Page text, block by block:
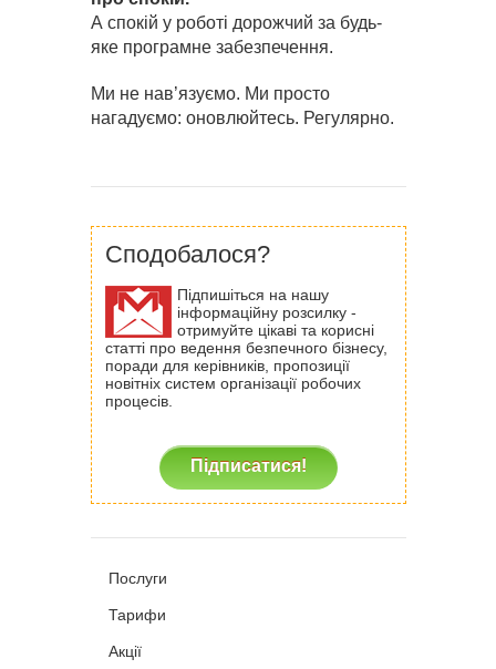
А спокій у роботі дорожчий за будь-
яке програмне забезпечення.
Ми не нав’язуємо. Ми просто
нагадуємо: оновлюйтесь. Регулярно.
Сподобалося?
Підпишіться на нашу
інформаційну розсилку -
отримуйте цікаві та корисні
статті про ведення безпечного бізнесу,
поради для керівників, пропозиції
новітніх систем організації робочих
процесів.
Підписатися!
Послуги
Тарифи
Акції